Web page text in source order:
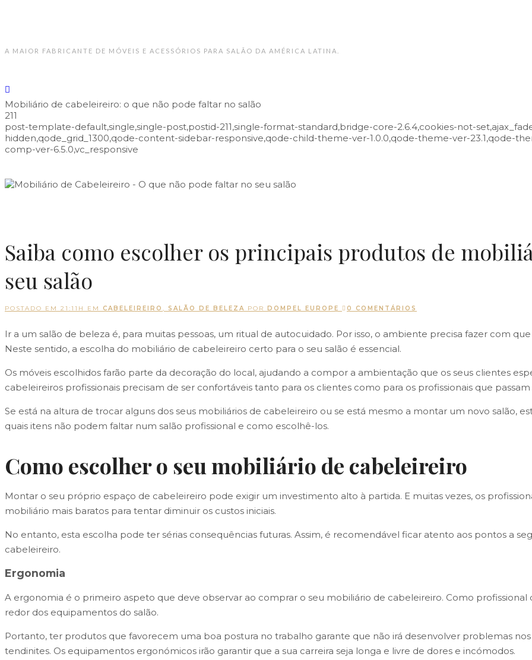
A MAIOR FABRICANTE DE MÓVEIS E ACESSÓRIOS PARA SALÃO DA AMÉRICA LATINA.
Mobiliário de cabeleireiro: o que não pode faltar no salão
211
post-template-default,single,single-post,postid-211,single-format-standard,bridge-core-2.6.4,cookies-not-
hidden,qode_grid_1300,qode-content-sidebar-responsive,qode-child-theme-ver-1.0.0,qode-theme-ver-23.1,qode-
comp-ver-6.5.0,vc_responsive
Saiba como escolher os principais produtos de
seu salão
POSTADO EM 21:11H EM CABELEIREIRO , SALÃO DE BELEZA POR DOMPEL EUROPE 0 COMENTÁRIOS
Ir a um salão de beleza é, para muitas pessoas, um ritual de autocuidado. Por isso, o ambiente precisa fazer com
Neste sentido, a escolha do mobiliário de cabeleireiro certo para o seu salão é essencial.
Os móveis escolhidos farão parte da decoração do local, ajudando a compor a ambientação que os seus clientes
cabeleireiros profissionais precisam de ser confortáveis tanto para os clientes como para os profissionais que
Se está na altura de trocar alguns dos seus mobiliários de cabeleireiro ou se está mesmo a montar um novo salão,
quais itens não podem faltar num salão profissional e como escolhê-los.
Como escolher o seu mobiliário de cabeleireiro
Montar o seu próprio espaço de cabeleireiro pode exigir um investimento alto à partida. E muitas vezes, os
mobiliário mais baratos para tentar diminuir os custos iniciais.
No entanto, esta escolha pode ter sérias consequências futuras. Assim, é recomendável ficar atento aos pontos a
cabeleireiro.
Ergonomia
A ergonomia é o primeiro aspeto que deve observar ao comprar o seu mobiliário de cabeleireiro. Como profissional
redor dos equipamentos do salão.
Portanto, ter produtos que favorecem uma boa postura no trabalho garante que não irá desenvolver problemas
tendinites. Os equipamentos ergonómicos irão garantir que a sua carreira seja longa e livre de dores e incómodos.